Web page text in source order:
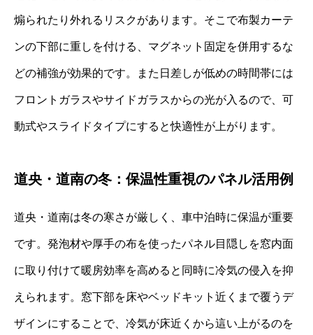
煽られたり外れるリスクがあります。そこで布製カーテ
ンの下部に重しを付ける、マグネット固定を併用するな
どの補強が効果的です。また日差しが低めの時間帯には
フロントガラスやサイドガラスからの光が入るので、可
動式やスライドタイプにすると快適性が上がります。
道央・道南の冬：保温性重視のパネル活用例
道央・道南は冬の寒さが厳しく、車中泊時に保温が重要
です。発泡材や厚手の布を使ったパネル目隠しを窓内面
に取り付けて暖房効率を高めると同時に冷気の侵入を抑
えられます。窓下部を床やベッドキット近くまで覆うデ
ザインにすることで、冷気が床近くから這い上がるのを